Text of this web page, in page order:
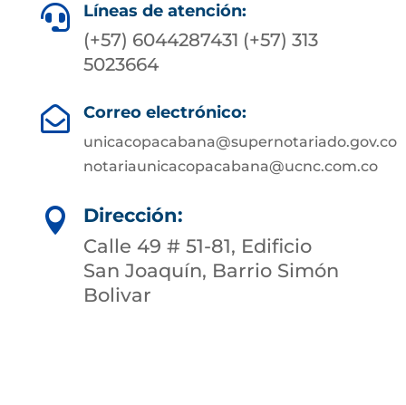
 Líneas de atención:
(+57) 6044287431 (+57) 313
5023664
 Correo electrónico:
unicacopacabana@supernotariado.gov.co
notariaunicacopacabana@ucnc.com.co

Dirección:
Calle 49 # 51-81, Edificio
San Joaquín, Barrio Simón
Bolivar